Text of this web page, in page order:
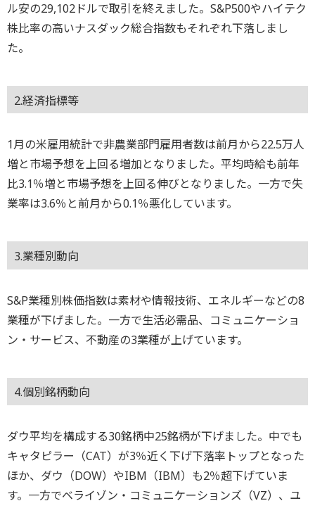
ル安の29,102ドルで取引を終えました。S&P500やハイテク
株比率の高いナスダック総合指数もそれぞれ下落しまし
た。
2.経済指標等
1月の米雇用統計で非農業部門雇用者数は前月から22.5万人
増と市場予想を上回る増加となりました。平均時給も前年
比3.1％増と市場予想を上回る伸びとなりました。一方で失
業率は3.6％と前月から0.1％悪化しています。
3.業種別動向
S&P業種別株価指数は素材や情報技術、エネルギーなどの8
業種が下げました。一方で生活必需品、コミュニケーショ
ン・サービス、不動産の3業種が上げています。
4.個別銘柄動向
ダウ平均を構成する30銘柄中25銘柄が下げました。中でも
キャタピラー（CAT）が3％近く下げ下落率トップとなった
ほか、ダウ（DOW）やIBM（IBM）も2％超下げていま
す。一方でベライゾン・コミュニケーションズ（VZ）、ユ